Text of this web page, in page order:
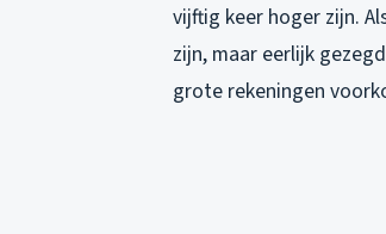
vijftig keer hoger zijn.
zijn, maar eerlijk
grote rekeningen